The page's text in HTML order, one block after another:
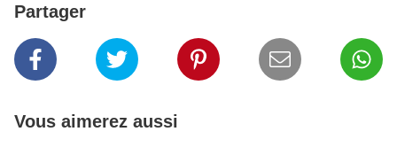
Partager
Vous aimerez aussi